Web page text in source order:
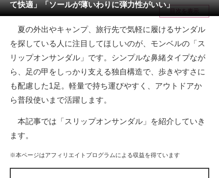
注目記事を集めた総合ページ
ITの今と未来を見通す
スマホと通信の最新トレンド
進化するPCとデバイスの未来
好きが集まる 比べて選べる
ビジネスと働き方のヒント
て快適」「ソールが薄いわりに弾力性がいい」
目次を表示
夏の外出やキャンプ、旅行先で気軽に履けるサンダル
を探している人に注目してほしいのが、モンベルの「ス
リップオンサンダル」です。シンプルな鼻緒タイプなが
ら、足の甲をしっかり支える独自構造で、歩きやすさに
も配慮した1足。軽量で持ち運びやすく、アウトドアか
ら普段使いまで活躍します。
本記事では「スリップオンサンダル」を紹介していき
ます。
※本ページはアフィリエイトプログラムによる収益を得ています